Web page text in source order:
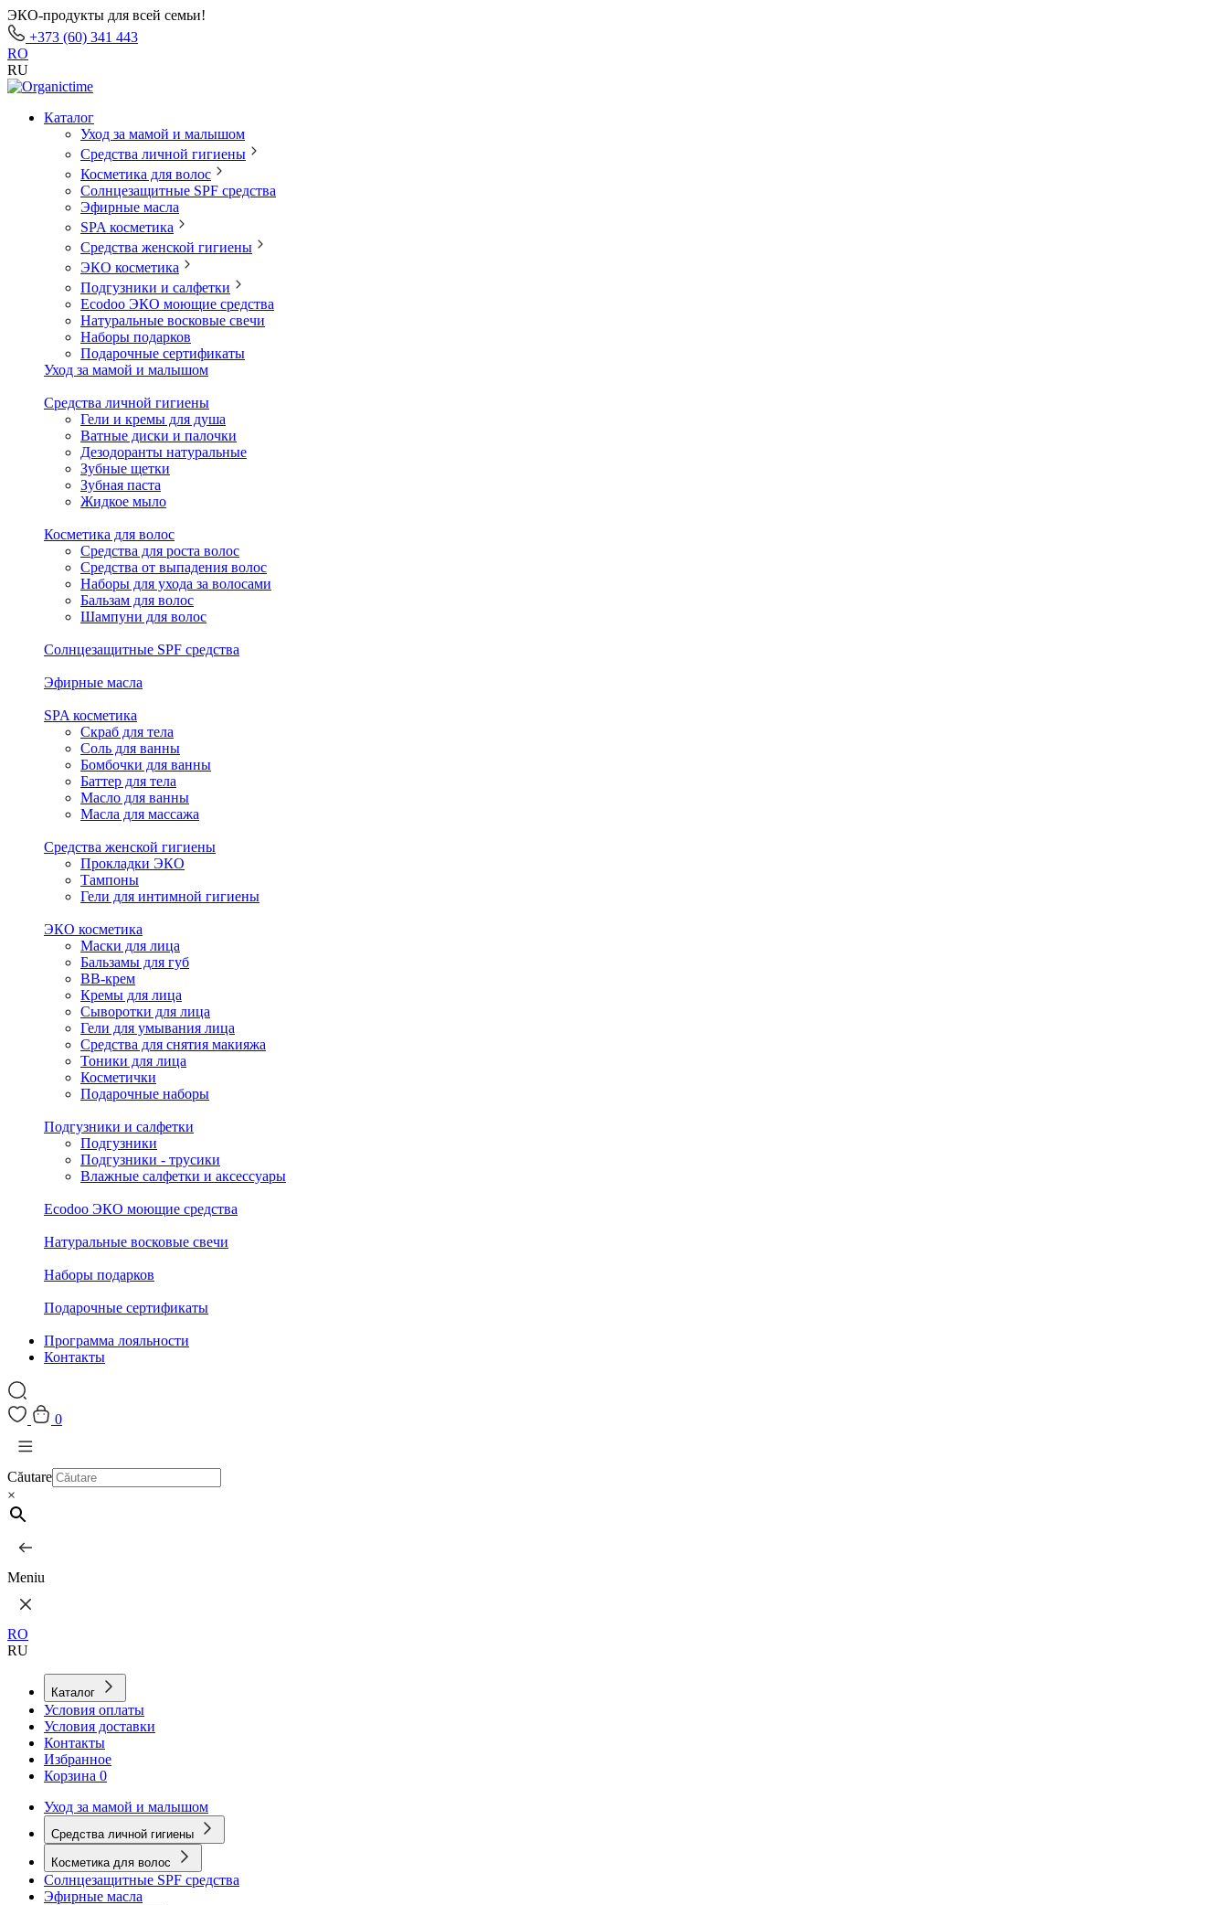
ЭКО-продукты для всей семьи!
+373 (60) 341 443
RO
RU
Каталог
Уход за мамой и малышом
Средства личной гигиены
Косметика для волос
Солнцезащитные SPF средства
Эфирные масла
SPA косметика
Средства женской гигиены
ЭКО косметика
Подгузники и салфетки
Ecodoo ЭКО моющие средства
Натуральные восковые свечи
Наборы подарков
Подарочные сертификаты
Уход за мамой и малышом
Средства личной гигиены
Гели и кремы для душа
Ватные диски и палочки
Дезодоранты натуральные
Зубные щетки
Зубная паста
Жидкое мыло
Косметика для волос
Средства для роста волос
Средства от выпадения волос
Наборы для ухода за волосами
Бальзам для волос
Шампуни для волос
Солнцезащитные SPF средства
Эфирные масла
SPA косметика
Скраб для тела
Соль для ванны
Бомбочки для ванны
Баттер для тела
Масло для ванны
Масла для массажа
Средства женской гигиены
Прокладки ЭКО
Тампоны
Гели для интимной гигиены
ЭКО косметика
Маски для лица
Бальзамы для губ
BB-крем
Кремы для лица
Сыворотки для лица
Гели для умывания лица
Средства для снятия макияжа
Тоники для лица
Косметички
Подарочные наборы
Подгузники и салфетки
Подгузники
Подгузники - трусики
Влажные салфетки и аксессуары
Ecodoo ЭКО моющие средства
Натуральные восковые свечи
Наборы подарков
Подарочные сертификаты
Программа лояльности
Контакты
0
Căutare
×
Meniu
RO
RU
Каталог
Условия оплаты
Условия доставки
Контакты
Избранное
Корзина 0
Уход за мамой и малышом
Средства личной гигиены
Косметика для волос
Солнцезащитные SPF средства
Эфирные масла